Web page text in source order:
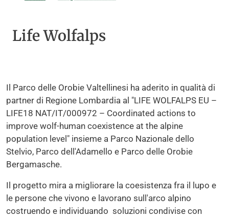
Life Wolfalps
Il Parco delle Orobie Valtellinesi ha aderito in qualità di
partner di Regione Lombardia al "LIFE WOLFALPS EU –
LIFE18 NAT/IT/000972 – Coordinated actions to
improve wolf-human coexistence at the alpine
population level" insieme a Parco Nazionale dello
Stelvio, Parco dell'Adamello e Parco delle Orobie
Bergamasche.
Il progetto mira a migliorare la coesistenza fra il lupo e
le persone che vivono e lavorano sull'arco alpino
costruendo e individuando soluzioni condivise con